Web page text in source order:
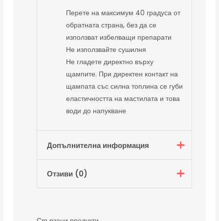
Перете на максимум 40 градуса от
обратната страна, без да се
използват избелващи препарати
Не използвайте сушилня
Не гладете директно върху
щампите. При директен контакт на
щампата със силна топлина се губи
еластичността на мастилата и това
води до напукване
Допълнителна информация
Тегло
Отзиви (0)